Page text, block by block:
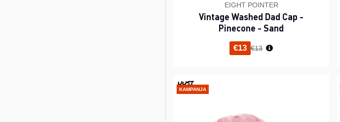
EIGHT POINTER
Vintage Washed Dad Cap -
Pinecone - Sand
€13 Normaali hinta
€13
UUSI
KAMPANJA